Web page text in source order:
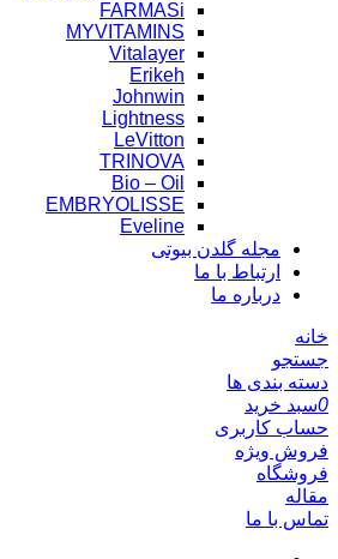
FARMASi
MYVITAMINS
Vitalayer
Erikeh
Johnwin
Lightness
LeVitton
TRINOVA
Bio – Oil
EMBRYOLISSE
Eveline
مجله گلدن بیوتی
ارتباط با ما
درباره ما
خانه
جستجو
دسته بندی ها
0سبد خرید
حساب کاربری
فروش ویژه
فروشگاه
مقاله
تماس با ما